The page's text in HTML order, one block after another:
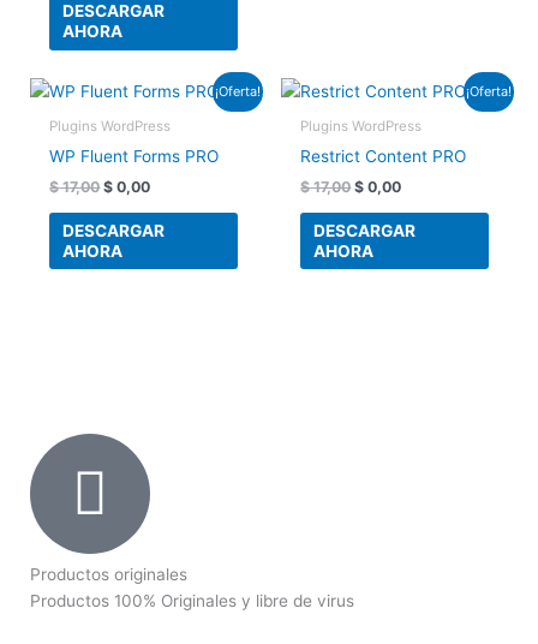
DESCARGAR
AHORA
¡Oferta!
Plugins WordPress
WP Fluent Forms PRO
$17,00
El
original
$ 17,00.
$ 0,00
El
actual
$ 0,00.
DESCARGAR
AHORA
¡Oferta!
Plugins WordPress
Restrict Content PRO
$17,00
El
original
$ 17,00.
$ 0,00
El
actual
$ 0,00.
DESCARGAR
AHORA
Productos originales
Productos 100% Originales y libre de virus